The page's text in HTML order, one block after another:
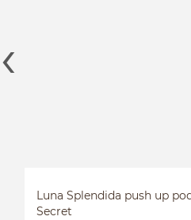
Luna Splendida push up
Secret